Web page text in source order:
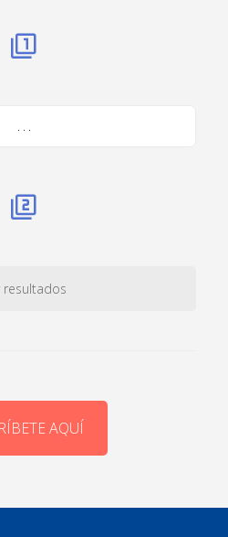
. . .
resultados
AQUÍ